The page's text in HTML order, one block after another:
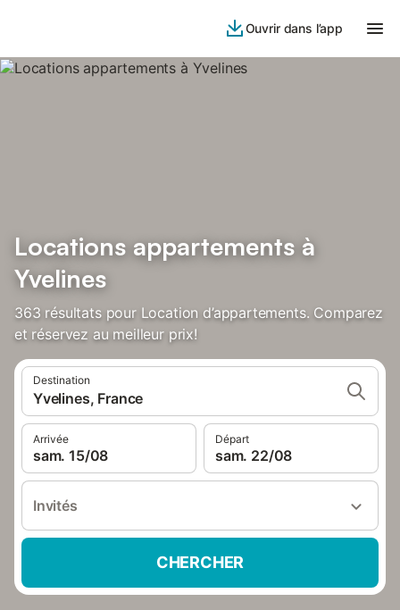
Ouvrir dans l’app
Locations appartements à
Yvelines
363 résultats pour Location d’appartements. Comparez
et réservez au meilleur prix!
Destination
Yvelines, France
Arrivée
sam. 15/08
Départ
sam. 22/08
Invités
CHERCHER